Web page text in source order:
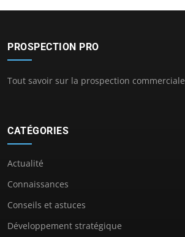
PROSPECTION PRO
Tout savoir sur la prospection commerciale
CATÉGORIES
Actualité
Connaissances
Conseils et astuces
Développement stratégique